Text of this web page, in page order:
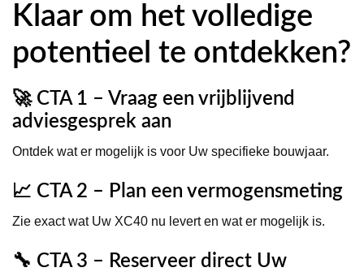
Klaar om het volledige
potentieel te ontdekken?
🚀 CTA 1 – Vraag een vrijblijvend
adviesgesprek aan
Ontdek wat er mogelijk is voor Uw specifieke bouwjaar.
📈 CTA 2 – Plan een vermogensmeting
Zie exact wat Uw XC40 nu levert en wat er mogelijk is.
🔧 CTA 3 – Reserveer direct Uw